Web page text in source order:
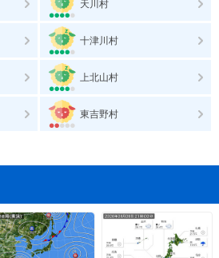
天川村
十津川村
上北山村
東吉野村